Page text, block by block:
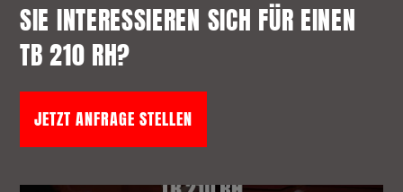
SIE INTERESSIEREN SICH FÜR EINEN
TB 210 RH?
JETZT ANFRAGE STELLEN